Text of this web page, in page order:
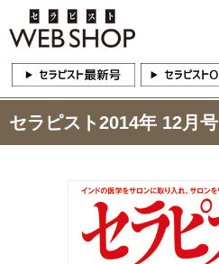
セラピスト2014年 12月号